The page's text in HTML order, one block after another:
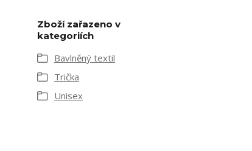
Zboží zařazeno v
kategoriích
Bavlněný textil
Trička
Unisex